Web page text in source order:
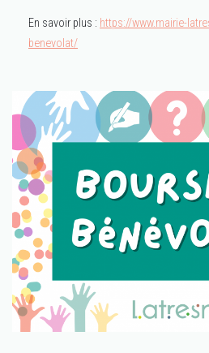
En savoir plus : https://www.mairie-
benevolat/